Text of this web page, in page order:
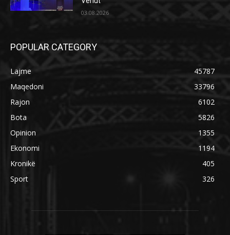
03.08.2026
POPULAR CATEGORY
Lajme
45787
Maqedoni
33796
Rajon
6102
Bota
5826
Opinion
1355
Ekonomi
1194
Kronikë
405
Sport
326